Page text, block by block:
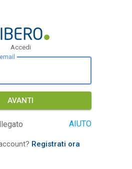
Accedi
AVANTI
AIUTO
Registrati ora